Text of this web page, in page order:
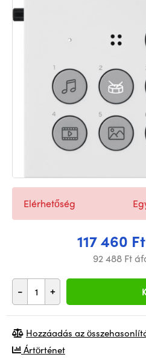
117 460
92 488 Ft
- +
Elérhetőség
Hozzáadás az
Ártörténet